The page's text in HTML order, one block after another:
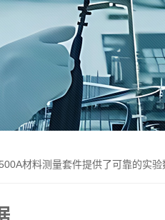
材料测量套件提供了可靠的实验